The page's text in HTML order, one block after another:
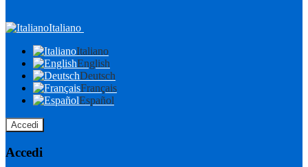
Italiano
Italiano
English
Deutsch
Français
Español
Accedi
Accedi